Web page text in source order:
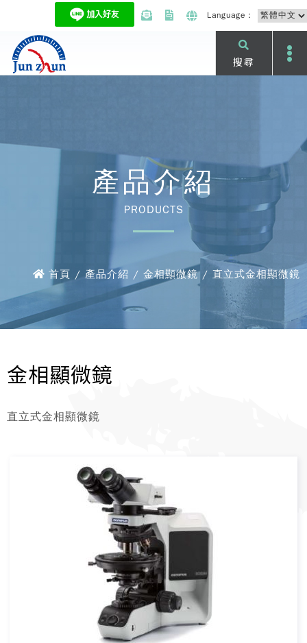
Language：
搜尋
產品介紹
PRODUCTS
首頁 / 產品介紹 / 金相顯微鏡 / 直立式金相顯微鏡
金相顯微鏡
直立式金相顯微鏡